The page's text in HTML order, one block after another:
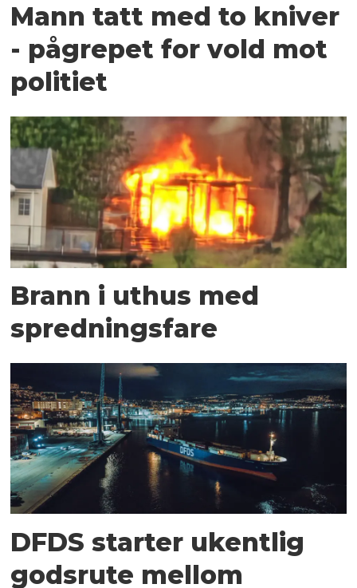
Mann tatt med to kniver
- pågrepet for vold mot
politiet
Brann i uthus med
spredningsfare
DFDS starter ukentlig
godsrute mellom